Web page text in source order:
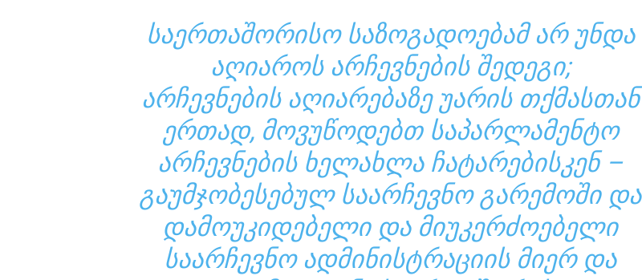
ᲡᲐᲔᲠᲗᲐᲨᲝᲠᲘᲡᲝ ᲡᲐᲖᲝᲒᲐᲓᲝᲔᲑᲐᲛ ᲐᲠ ᲣᲜᲓᲐ
ᲐᲦᲘᲐᲠᲝᲡ ᲐᲠᲩᲔᲕᲜᲔᲑᲘᲡ ᲨᲔᲓᲔᲒᲘ;
ᲐᲠᲩᲔᲕᲜᲔᲑᲘᲡ ᲐᲦᲘᲐᲠᲔᲑᲐᲖᲔ ᲣᲐᲠᲘᲡ ᲗᲥᲛᲐᲡᲗᲐᲜ
ᲔᲠᲗᲐᲓ, ᲛᲝᲕᲣᲬᲝᲓᲔᲑᲗ ᲡᲐᲞᲐᲠᲚᲐᲛᲔᲜᲢᲝ
ᲐᲠᲩᲔᲕᲜᲔᲑᲘᲡ ᲮᲔᲚᲐᲮᲚᲐ ᲩᲐᲢᲐᲠᲔᲑᲘᲡᲙᲔᲜ –
ᲒᲐᲣᲛᲯᲝᲑᲔᲡᲔᲑᲣᲚ ᲡᲐᲐᲠᲩᲔᲕᲜᲝ ᲒᲐᲠᲔᲛᲝᲨᲘ ᲓᲐ
ᲓᲐᲛᲝᲣᲙᲘᲓᲔᲑᲔᲚᲘ ᲓᲐ ᲛᲘᲣᲙᲔᲠᲫᲝᲔᲑᲔᲚᲘ
ᲡᲐᲐᲠᲩᲔᲕᲜᲝ ᲐᲓᲛᲘᲜᲘᲡᲢᲠᲐᲪᲘᲘᲡ ᲛᲘᲔᲠ ᲓᲐ